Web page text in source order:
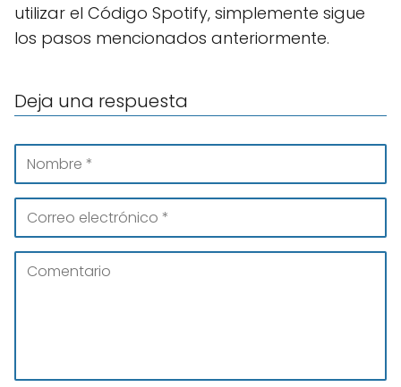
utilizar el Código Spotify, simplemente sigue
los pasos mencionados anteriormente.
Deja una respuesta